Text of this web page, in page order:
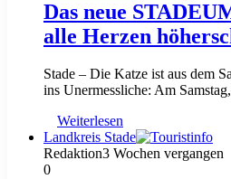
Das neue
alle Herzen
Stade – Die Katze ist aus dem
ins Unermessliche: Am
Weiterlesen
Landkreis Stade
Redaktion3 Wochen vergangen
0